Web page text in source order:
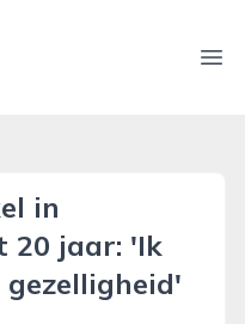
in
20 jaar: 'Ik